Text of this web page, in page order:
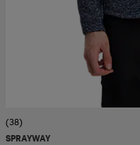
(38)
SPRAYWAY